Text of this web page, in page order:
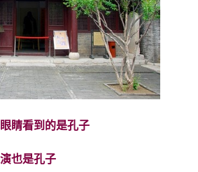
睛看到的是孔子
也是孔子